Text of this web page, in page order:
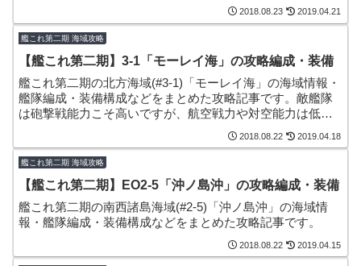
2018.08.23 2019.04.21
艦これ第二期 海域攻略
【艦これ第二期】3-1「モーレイ海」の攻略編成・装備
艦これ第二期の北方海域(#3-1)「モーレイ海」の海域情報・
艦隊編成・装備構成などをまとめた攻略記事です。敵艦隊
は砲撃戦能力こそ高いですが、航空戦力や対空能力は低い
ため、味方空母系などを活用するのが安定周回・ボスマス
2018.08.22 2019.04.18
艦これ第二期 海域攻略
【艦これ第二期】EO2-5「沖ノ島沖」の攻略編成・装備
艦これ第二期の南西諸島海域(#2-5)「沖ノ島沖」の海域情
報・艦隊編成・装備構成などをまとめた攻略記事です。
2018.08.22 2019.04.15